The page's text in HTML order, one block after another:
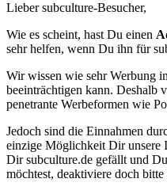
Lieber subculture-Besucher,
Wie es scheint, hast Du einen
sehr helfen, wenn Du ihn für
Wir wissen wie sehr Werbung
beeinträchtigen kann. Deshalb
penetrante Werbeformen wie
Jedoch sind die Einnahmen
einzige Möglichkeit Dir unsere
Dir subculture.de gefällt und
möchtest, deaktiviere doch